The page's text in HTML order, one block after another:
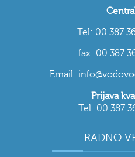
Tel: 00 387
fax: 00 387
Email:
Prijava
Tel: 00 387
RADNO